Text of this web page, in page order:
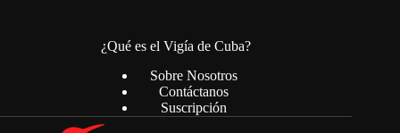
¿Qué es el Vigía de Cuba?
Sobre Nosotros
Contáctanos
Suscripción